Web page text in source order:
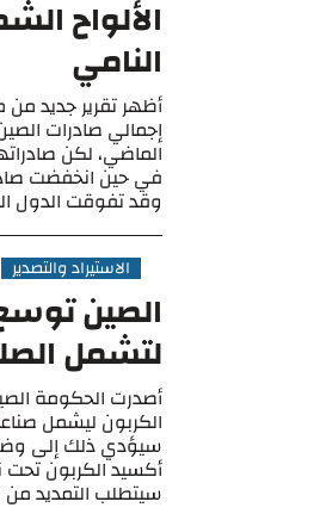
الألواح
النامي
أظهر تقرير جديد
وقد تفوقت الدول
الاستيراد والتصدير
الصين
لتشمل
أصدرت الحكومة
الكربون ليشمل
سيتطلب التمديد من 1500 شركة أخرى ...